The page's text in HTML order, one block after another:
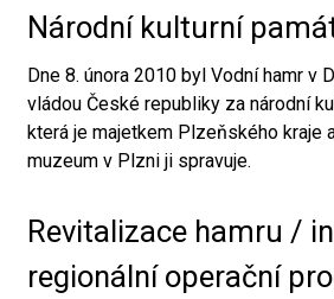
Národní kulturní
Dne 8. února 2010 byl Vodní hamr v
vládou České republiky za národní
která je majetkem Plzeňského kraje
muzeum v Plzni ji spravuje.
Revitalizace hamru /
regionální operační